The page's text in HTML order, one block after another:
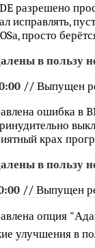
разрешено
исправлять,
просто
в пользу
// Выпущен
ошибка в
крах
в пользу
// Выпущен
опция
улучшения в